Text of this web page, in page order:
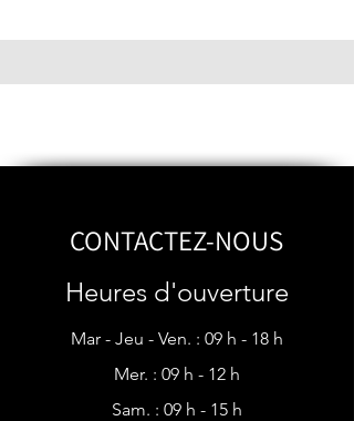
CONTACTEZ-NOUS
Heures d'ouverture
Mar - Jeu - Ven. : 09 h - 18 h
Mer. : 09 h - 12 h​​
Sam. : 09 h - 15 h